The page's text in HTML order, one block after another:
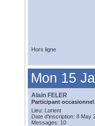
Hors ligne
Mon 15
Alain FELER
Participant occasionnel
Lieu: Lorient
Date d'inscription: 8 May
Messages: 10